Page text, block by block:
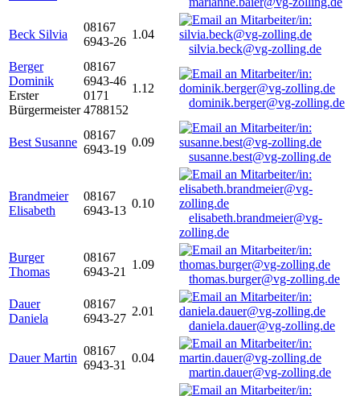
Beck Silvia
08167
6943-26
1.04
silvia.beck@vg-zolling.de
Berger
Dominik
Erster
Bürgermeister
08167
6943-46
0171
4788152
1.12
dominik.berger@vg-zolling.de
Best Susanne
08167
6943-19
0.09
susanne.best@vg-zolling.de
Brandmeier
Elisabeth
08167
6943-13
0.10
elisabeth.brandmeier@vg-
zolling.de
Burger
Thomas
08167
6943-21
1.09
thomas.burger@vg-zolling.de
Dauer
Daniela
08167
6943-27
2.01
daniela.dauer@vg-zolling.de
Dauer Martin
08167
6943-31
0.04
martin.dauer@vg-zolling.de